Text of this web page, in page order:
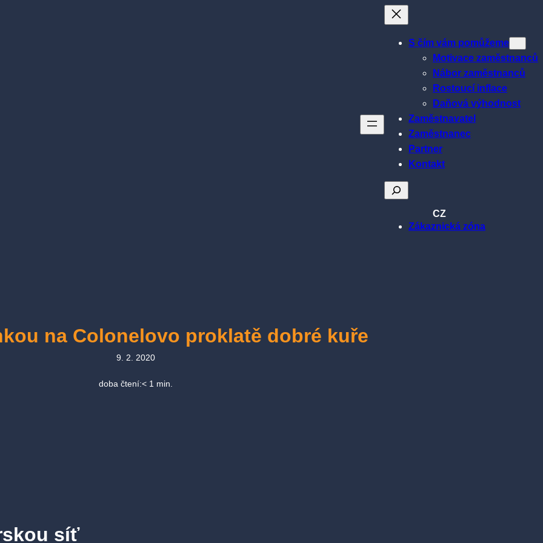
S čím vám pomůžeme
Motivace zaměstnanců
Nábor zaměstnanců
Rostoucí inflace
Daňová výhodnost
Zaměstnavatel
Zaměstnanec
Partner
Kontakt
Hledat
CZ
Zákaznická zóna
na Colonelovo proklatě dobré kuře
9. 2. 2020
doba čtení:< 1 min.
síť